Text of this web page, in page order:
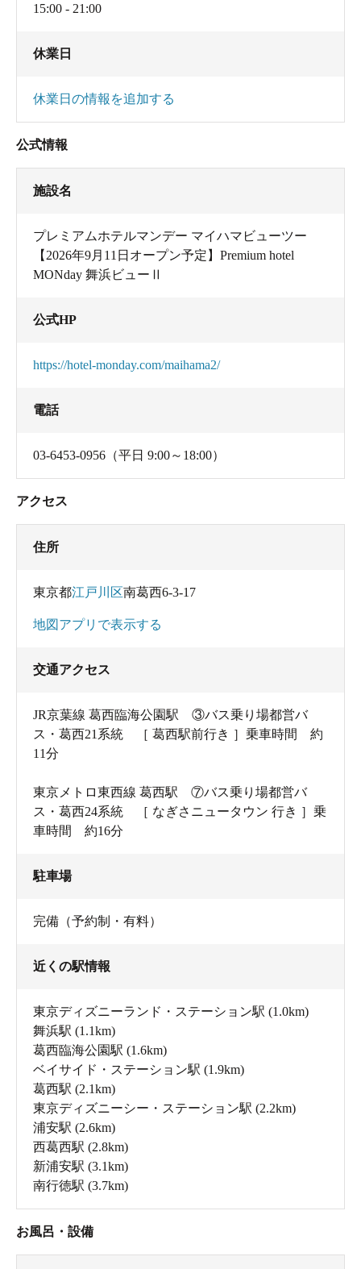
15:00 - 21:00
休業日
休業日の情報を追加する
公式情報
施設名
プレミアムホテルマンデー マイハマビューツー
【2026年9月11日オープン予定】Premium hotel
MONday 舞浜ビューⅡ
公式HP
https://hotel-monday.com/maihama2/
電話
03-6453-0956（平日 9:00～18:00）
アクセス
住所
東京都江戸川区南葛西6-3-17
地図アプリで表示する
交通アクセス
JR京葉線 葛西臨海公園駅 ③バス乗り場都営バ
ス・葛西21系統 ［ 葛西駅前行き ］乗車時間 約
11分
東京メトロ東西線 葛西駅 ⑦バス乗り場都営バ
ス・葛西24系統 ［ なぎさニュータウン 行き ］乗
車時間 約16分
駐車場
完備（予約制・有料）
近くの駅情報
東京ディズニーランド・ステーション駅 (1.0km)
舞浜駅 (1.1km)
葛西臨海公園駅 (1.6km)
ベイサイド・ステーション駅 (1.9km)
葛西駅 (2.1km)
東京ディズニーシー・ステーション駅 (2.2km)
浦安駅 (2.6km)
西葛西駅 (2.8km)
新浦安駅 (3.1km)
南行徳駅 (3.7km)
お風呂・設備